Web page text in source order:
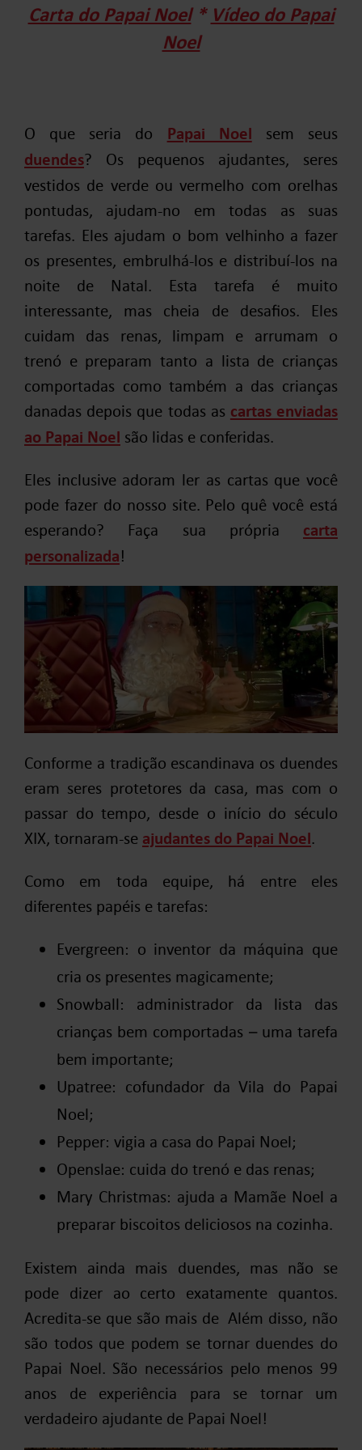
Carta do Papai Noel* Vídeo do Papai
Noel
O que seria do Papai Noel sem seus
duendes? Os pequenos ajudantes, seres
vestidos de verde ou vermelho com orelhas
pontudas, ajudam-no em todas as suas
tarefas. Eles ajudam o bom velhinho a fazer
os presentes, embrulhá-los e distribuí-los na
noite de Natal. Esta tarefa é muito
interessante, mas cheia de desafios. Eles
cuidam das renas, limpam e arrumam o
trenó e preparam tanto a lista de crianças
comportadas como também a das crianças
danadas depois que todas as cartas enviadas
ao Papai Noel são lidas e conferidas.
Eles inclusive adoram ler as cartas que você
pode fazer do nosso site. Pelo quê você está
esperando? Faça sua própria carta
personalizada!
Conforme a tradição escandinava os duendes
eram seres protetores da casa, mas com o
passar do tempo, desde o início do século
XIX, tornaram-se ajudantes do Papai Noel.
Como em toda equipe, há entre eles
diferentes papéis e tarefas:
Evergreen: o inventor da máquina que
cria os presentes magicamente;
Snowball: administrador da lista das
crianças bem comportadas – uma tarefa
bem importante;
Upatree: cofundador da Vila do Papai
Noel;
Pepper: vigia a casa do Papai Noel;
Openslae: cuida do trenó e das renas;
Mary Christmas: ajuda a Mamãe Noel a
preparar biscoitos deliciosos na cozinha.
Existem ainda mais duendes, mas não se
pode dizer ao certo exatamente quantos.
Acredita-se que são mais de Além disso, não
são todos que podem se tornar duendes do
Papai Noel. São necessários pelo menos 99
anos de experiência para se tornar um
verdadeiro ajudante de Papai Noel!